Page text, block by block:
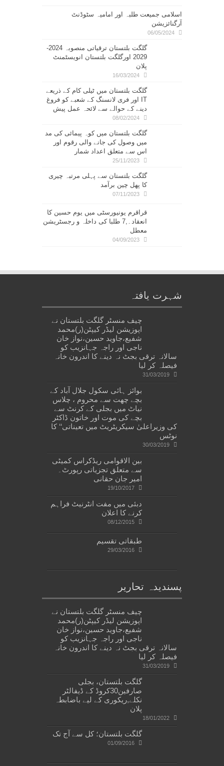
اسلامی جمیعت طلبہ اور امامیہ سٹوڈنٹ
آرگنائزیشن
06/05/2024
گلگت بلتستان ترقیاتی منصوبہ 2024-
2029 اورگلگت بلتستان انویسٹمنٹ
پلان
16/03/2024
گلگت بلتستان میں ٹیلی کام کے ذریعے
IT اور فری لانسنگ کے شعبے کو فروغ
دینے کے حوالے سے لائحہ عمل پیش
08/02/2024
گلگت بلتستان میں کوہ پیمائی کی مد
میں وصول کی جانے والی رقوم اور
اس سے متعلق اعداد شمار
25/11/2023
گلگت بلتستان سے پہلی مرتبہ چیری
کا پھل چین برآمد
07/11/2023
قراقرم یونیورسٹی میں یوم حسین کا
انعقاد۔,7 طلبا کی داخلہ و رجسٹریشن
معطل
04/09/2023
شہرت یافتہ
چیف منسٹر گلگت بلتستان نے
اپوزیشن لیڈر کیپٹن(ر)محمد
شفیع،جاوید حسین،نواز خان
ناجی اور راجہ جہانزیب کو
سالانہ ترقی بجٹ نہ دینے کا اندرون خانہ
فیصلہ کر لیا
31/03/2019
بوائز ہائی سکول جلال آباد کے
بچے چھت سے محروم ، چلاس
نیاٹ میں بجلی کے کرنٹ سے
بچے کی موت اور خاتون ڈاکٹر
کی وزیراعلیٰ سیکریٹریٹ میں تعیناتی‘‘ کا
نوٹس
30/03/2019
بین الاقوامی ریڈکراس کمیٹی
سے متعلق تجزیاتی رپورٹ۔
امیر جان حقانی
19/10/2017
دبئی میں مفت انٹرنیٹ فراہم
کرنے کا اعلان
08/12/2015
طبقاتی تقسیم
29/03/2016
پسندیدہ تحاریر
چیف منسٹر گلگت بلتستان نے
اپوزیشن لیڈر کیپٹن(ر)محمد
شفیع،جاوید حسین،نواز خان
ناجی اور راجہ جہانزیب کو
سالانہ ترقی بجٹ نہ دینے کا اندرون خانہ
فیصلہ کر لیا
31/03/2019
گلگت بلتستان، بجلی
صارفین30کروڈ کے ڈیفالٹر
نکلے,ریکوری کے لیے باضابطہ
پلان
18/01/2022
گلگت بلتستان؛ کل سے آج تک
01/09/2016